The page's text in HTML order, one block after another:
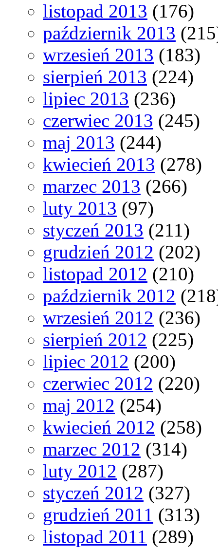
listopad 2013 (176)
październik 2013
wrzesień 2013 (183)
sierpień 2013 (224)
lipiec 2013 (236)
czerwiec 2013 (245)
maj 2013 (244)
kwiecień 2013 (278)
marzec 2013 (266)
luty 2013 (97)
styczeń 2013 (211)
grudzień 2012 (202)
listopad 2012 (210)
październik 2012
wrzesień 2012 (236)
sierpień 2012 (225)
lipiec 2012 (200)
czerwiec 2012 (220)
maj 2012 (254)
kwiecień 2012 (258)
marzec 2012 (314)
luty 2012 (287)
styczeń 2012 (327)
grudzień 2011 (313)
listopad 2011 (289)